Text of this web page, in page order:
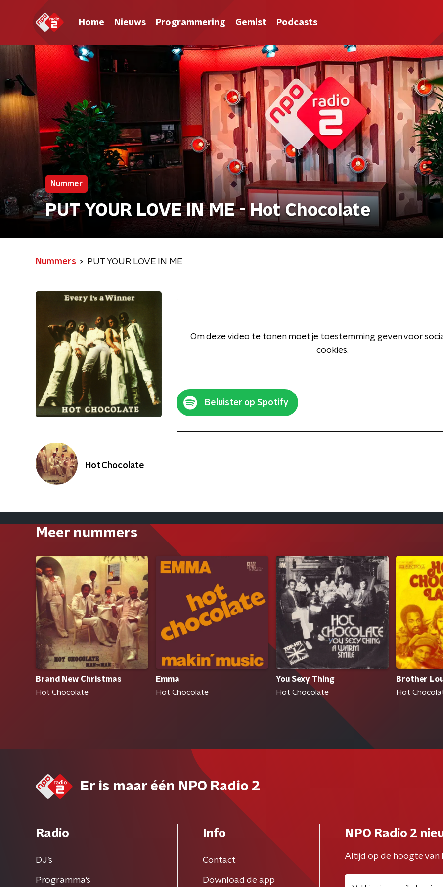
Home Nieuws Programmering Gemist Podcasts
Nummer
PUT YOUR LOVE IN ME - Hot Chocolate
Nummers PUT YOUR LOVE IN ME
Hot Chocolate
.
Om deze video te tonen moet je toestemming gevenvoor
cookies.
Beluister op Spotify
Meer nummers
Brand New Christmas
Hot Chocolate
Emma
Hot Chocolate
You Sexy Thing
Hot Chocolate
Brother
Hot
Er is maar één NPO Radio 2
Radio
DJ’s
Programma's
Info
Contact
Download de app
NPO Radio 2
Altijd op de hoogte van